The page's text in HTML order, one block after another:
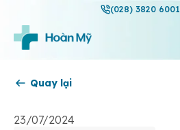
(028) 3820 6001
Quay lại
23/07/2024